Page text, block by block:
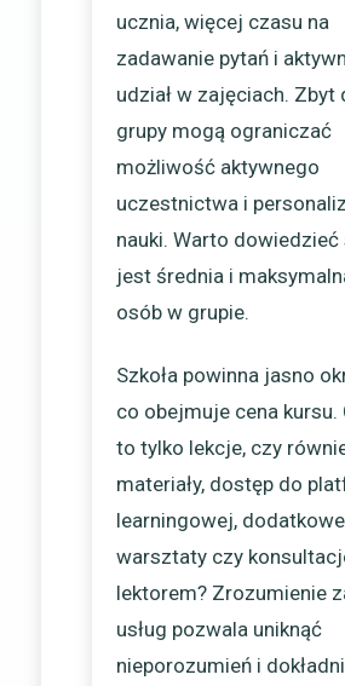
ucznia, więcej czasu na
zadawanie pytań i
udział w zajęciach. Zbyt
grupy mogą ograniczać
możliwość aktywnego
uczestnictwa i
nauki. Warto dowiedzieć
jest średnia i
osób w grupie.
Szkoła powinna jasno
co obejmuje cena kursu.
to tylko lekcje, czy
materiały, dostęp do
learningowej, dodatkowe
warsztaty czy
lektorem? Zrozumienie
usług pozwala uniknąć
nieporozumień i